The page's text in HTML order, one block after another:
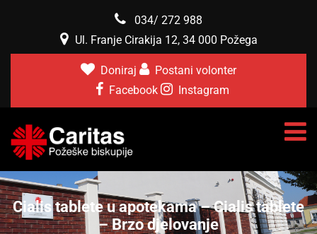
034/ 272 988
Ul. Franje Cirakija 12, 34 000 Požega
Doniraj
Postani volonter
Facebook
Instagram
Cialis tablete u apotekama – Cialis tablete
– Brzo djelovanje